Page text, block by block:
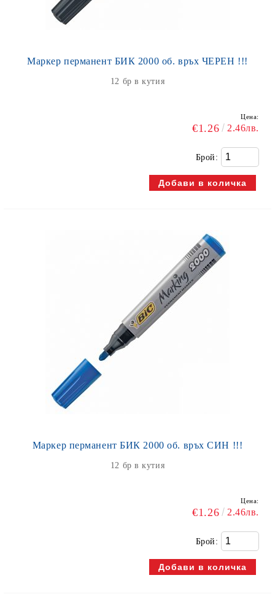
Маркер перманент БИК 2000 об. връх ЧЕРЕН !!!
12 бр в кутия
Цена:
€1.26 2.46лв.
Брой:
Маркер перманент БИК 2000 об. връх СИН !!!
12 бр в кутия
Цена:
€1.26 2.46лв.
Брой: